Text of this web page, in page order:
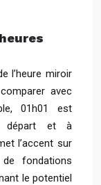
l’heure miroir
avec
01h01 est
départ et à
l’accent sur
fondations
le potentiel